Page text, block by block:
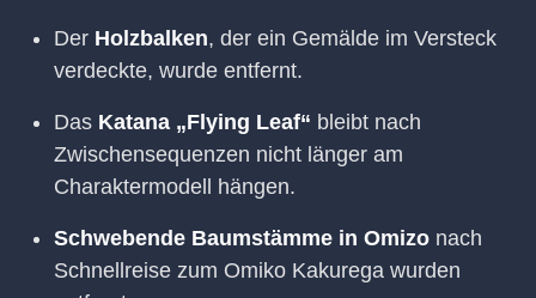
Der Holzbalken, der ein Gemälde im Versteck
verdeckte, wurde entfernt.
Das Katana „Flying Leaf“ bleibt nach
Zwischensequenzen nicht länger am
Charaktermodell hängen.
Schwebende Baumstämme in Omizo nach
Schnellreise zum Omiko Kakurega wurden